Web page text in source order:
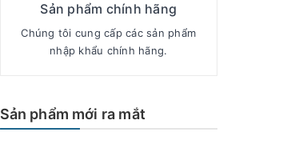
Sản phẩm chính hãng
Chúng tôi cung cấp các sản phẩm
nhập khẩu chính hãng.
Sản phẩm mới ra mắt